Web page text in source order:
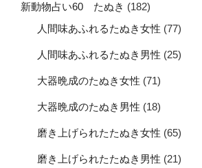
新動物占い60 たぬき (182)
人間味あふれるたぬき女性 (77)
人間味あふれるたぬき男性 (25)
大器晩成のたぬき女性 (71)
大器晩成のたぬき男性 (18)
磨き上げられたたぬき女性 (65)
磨き上げられたたぬき男性 (21)